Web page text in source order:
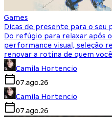
Games
Dicas de presente para o seu
Do refúgio para relaxar após
performance visual, seleção
renovar a rotina de quem
Camila Hortencio
07.ago.26
Camila Hortencio
07.ago.26